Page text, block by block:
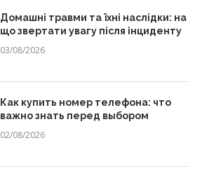
Домашні травми та їхні наслідки: на
що звертати увагу після інциденту
03/08/2026
Как купить номер телефона: что
важно знать перед выбором
02/08/2026